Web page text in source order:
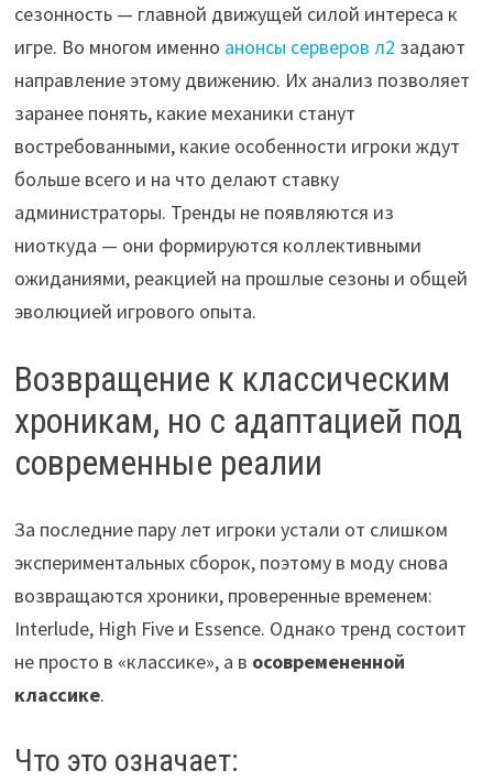
сезонность — главной движущей силой интереса к
игре. Во многом именно анонсы серверов л2 задают
направление этому движению. Их анализ позволяет
заранее понять, какие механики станут
востребованными, какие особенности игроки ждут
больше всего и на что делают ставку
администраторы. Тренды не появляются из
ниоткуда — они формируются коллективными
ожиданиями, реакцией на прошлые сезоны и общей
эволюцией игрового опыта.
Возвращение к классическим
хроникам, но с адаптацией под
современные реалии
За последние пару лет игроки устали от слишком
экспериментальных сборок, поэтому в моду снова
возвращаются хроники, проверенные временем:
Interlude, High Five и Essence. Однако тренд состоит
не просто в «классике», а в осовремененной
классике.
Что это означает: